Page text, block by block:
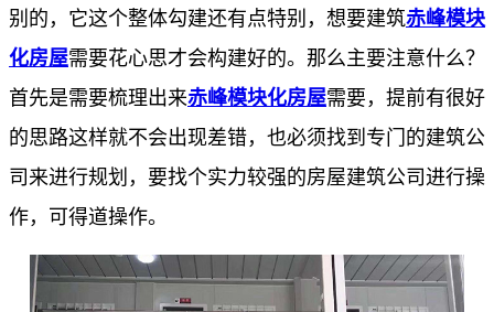
别的，它这个整体勾建还有点特别，想要建筑赤峰模块
化房屋需要花心思才会构建好的。那么主要注意什么？
首先是需要梳理出来赤峰模块化房屋需要，提前有很好
的思路这样就不会出现差错，也必须找到专门的建筑公
司来进行规划，要找个实力较强的房屋建筑公司进行操
作，可得道操作。